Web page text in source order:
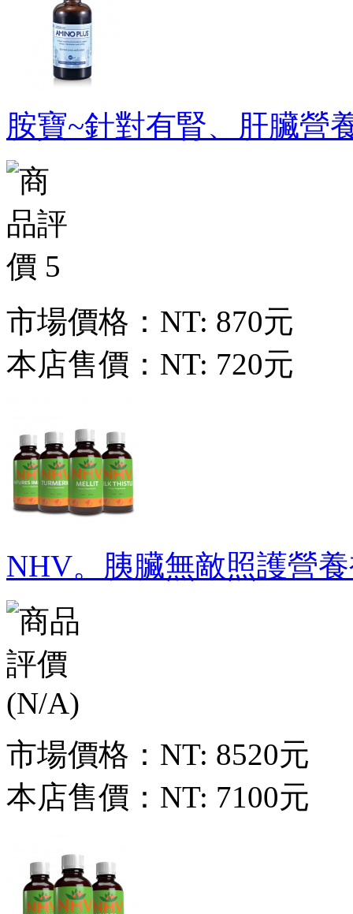
胺寶~針對有腎、肝臟營
市場價格： NT: 870元
本店售價： NT: 720元
NHV。胰臟無敵照護營
市場價格： NT: 8520元
本店售價： NT: 7100元